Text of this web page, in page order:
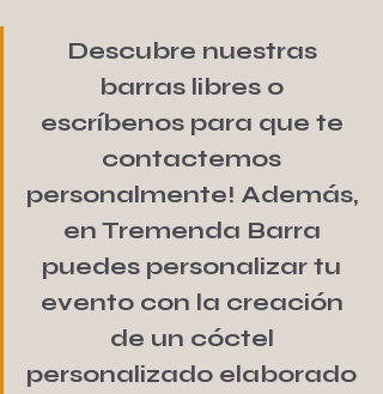
Descubre nuestras
barras libres o
escríbenos para que te
contactemos
personalmente! Además,
en Tremenda Barra
puedes personalizar tu
evento con la creación
de un cóctel
personalizado elaborado